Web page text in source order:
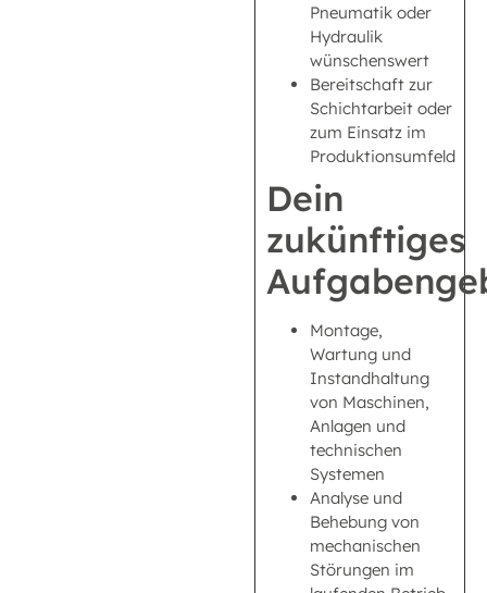
Pneumatik oder
Hydraulik
wünschenswert
Bereitschaft zur
Schichtarbeit oder
zum Einsatz im
Produktionsumfeld
Dein
zukünftiges
Montage,
Wartung und
Instandhaltung
von Maschinen,
Anlagen und
technischen
Systemen
Analyse und
Behebung von
mechanischen
Störungen im